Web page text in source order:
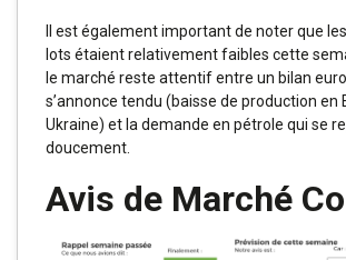
Il est également important de noter que
lots étaient relativement faibles cette
le marché reste attentif entre un bilan
s’annonce tendu (baisse de production en
Ukraine) et la demande en pétrole qui se
doucement.
Avis de Marché